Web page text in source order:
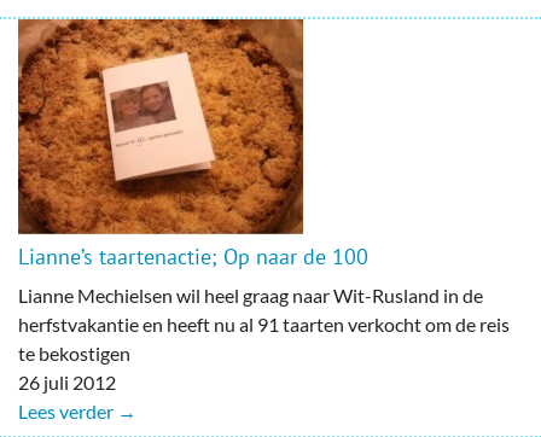
Lianne’s taartenactie; Op naar de 100
Lianne Mechielsen wil heel graag naar Wit-Rusland in de
herfstvakantie en heeft nu al 91 taarten verkocht om de reis
te bekostigen
26 juli 2012
Lees verder →